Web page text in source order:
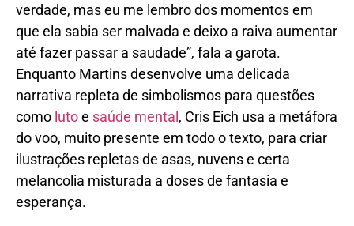
verdade, mas eu me lembro dos momentos em
que ela sabia ser malvada e deixo a raiva aumentar
até fazer passar a saudade”, fala a garota.
Enquanto Martins desenvolve uma delicada
narrativa repleta de simbolismos para questões
como lutoe saúde mental , Cris Eich usa a metáfora
do voo, muito presente em todo o texto, para criar
ilustrações repletas de asas, nuvens e certa
melancolia misturada a doses de fantasia e
esperança.